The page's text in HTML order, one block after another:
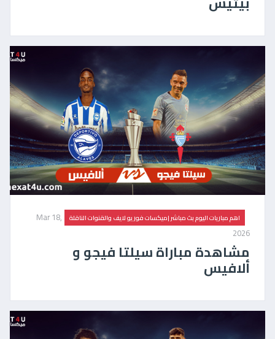
اهم مباريات اليوم بث مباشر |ميكسات فور يو لايف والقنوات الناقلة
Mar 18,
2026
مشاهدة مباراة سيلتا فيجو و
ألافيس